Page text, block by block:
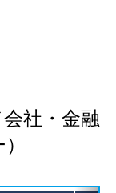
社・金融